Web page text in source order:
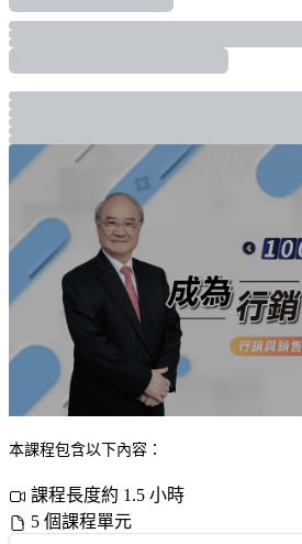
本課程包含以下內容：
課程長度約 1.5 小時
5 個課程單元